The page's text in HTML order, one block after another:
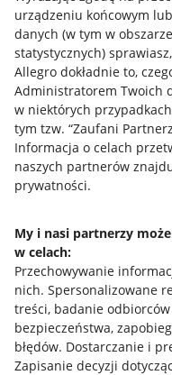
urządzeniu końcowym
danych (w tym w
statystycznych)
Allegro dokładnie to,
Administratorem Twoich
w niektórych
tym tzw. “Zaufani
Informacja o celach
naszych partnerów
prywatności.
My i nasi partnerzy
w celach:
Przechowywanie
nich. Spersonalizowane
treści, badanie
bezpieczeństwa,
błędów. Dostarczanie i
Zapisanie decyzji
Przydatne informacje
Jak to działa
Allegro Gadane dla
Allegro Gadane dla
Mapa miejscowości
Informacje prawne